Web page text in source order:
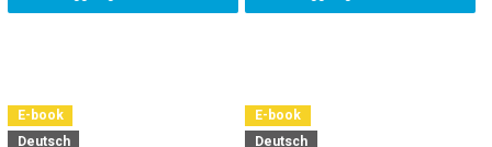
E-book
Deutsch
E-book
Deutsch